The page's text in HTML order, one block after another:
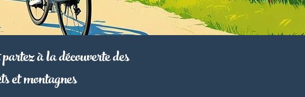
à la découverte des
et montagnes